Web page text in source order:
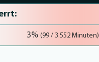
67%(2.364 / 3.552 Minuten)
3% (99 / 3.552 Minuten)